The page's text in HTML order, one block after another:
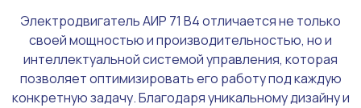
Электродвигатель АИР 71 В4 отличается не только
своей мощностью и производительностью, но и
интеллектуальной системой управления, которая
позволяет оптимизировать его работу под каждую
конкретную задачу. Благодаря уникальному дизайну и